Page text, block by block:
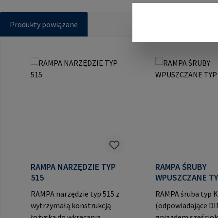
Produkty powiązane
RAMPA NARZĘDZIE TYP
515
RAMPA narzędzie typ 515 z
wytrzymałą konstrukcją
RAMPA ŚRUBY
RAMPA śruba typ
(odpowiadające